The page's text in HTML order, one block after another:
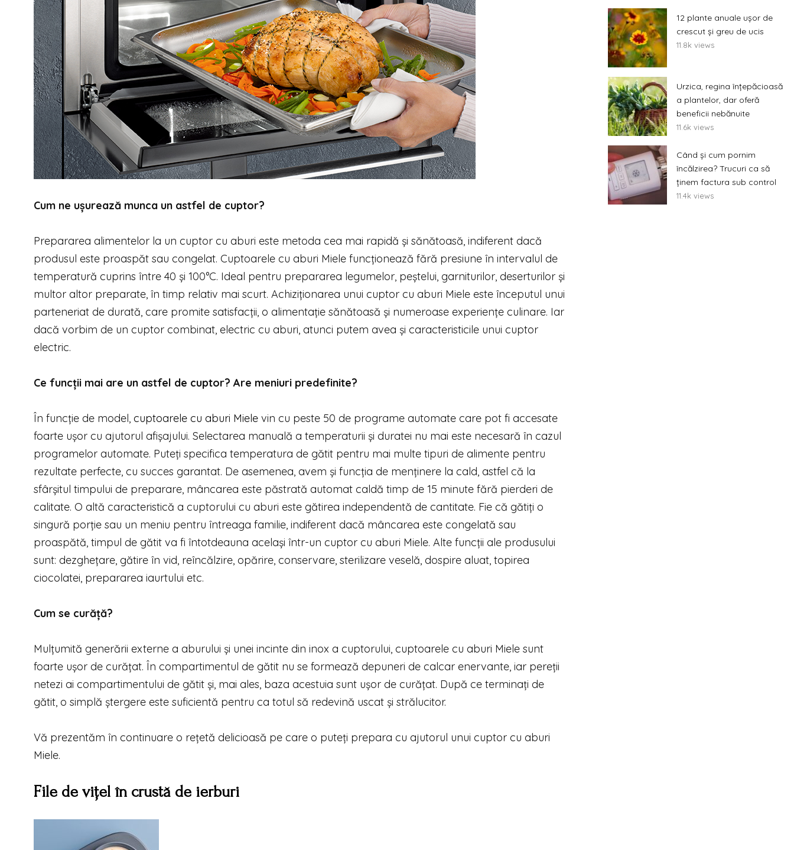
Cum ne ușurează munca un astfel de cuptor?
Prepararea alimentelor la un cuptor cu aburi este metoda cea mai rapidă și sănătoasă, indiferent dacă
produsul este proaspăt sau congelat. Cuptoarele cu aburi Miele funcționează fără presiune în intervalul de
temperatură cuprins între 40 și 100°C. Ideal pentru prepararea legumelor, peștelui, garniturilor, deserturilor și
multor altor preparate, în timp relativ mai scurt. Achiziționarea unui cuptor cu aburi Miele este începutul unui
parteneriat de durată, care promite satisfacții, o alimentație sănătoasă și numeroase experiențe culinare. Iar
dacă vorbim de un cuptor combinat, electric cu aburi, atunci putem avea și caracteristicile unui cuptor
electric.
Ce funcții mai are un astfel de cuptor? Are meniuri predefinite?
În funcție de model, cuptoarele cu aburi Miele vin cu peste 50 de programe automate care pot fi accesate
foarte ușor cu ajutorul afișajului. Selectarea manuală a temperaturii și duratei nu mai este necesară în cazul
programelor automate. Puteți specifica temperatura de gătit pentru mai multe tipuri de alimente pentru
rezultate perfecte, cu succes garantat. De asemenea, avem și funcția de menținere la cald, astfel că la
sfârșitul timpului de preparare, mâncarea este păstrată automat caldă timp de 15 minute fără pierderi de
calitate. O altă caracteristică a cuptorului cu aburi este gătirea independentă de cantitate. Fie că gătiți o
singură porție sau un meniu pentru întreaga familie, indiferent dacă mâncarea este congelată sau
proaspătă, timpul de gătit va fi întotdeauna același într-un cuptor cu aburi Miele. Alte funcții ale produsului
sunt: dezghețare, gătire în vid, reîncălzire, opărire, conservare, sterilizare veselă, dospire aluat, topirea
ciocolatei, prepararea iaurtului etc.
Cum se curăță?
Mulțumită generării externe a aburului și unei incinte din inox a cuptorului, cuptoarele cu aburi Miele sunt
foarte ușor de curățat. În compartimentul de gătit nu se formează depuneri de calcar enervante, iar pereții
netezi ai compartimentului de gătit și, mai ales, baza acestuia sunt ușor de curățat. După ce terminați de
gătit, o simplă ștergere este suficientă pentru ca totul să redevină uscat și strălucitor.
Vă prezentăm în continuare o rețetă delicioasă pe care o puteți prepara cu ajutorul unui cuptor cu aburi
Miele.
File de vițel în crustă de ierburi
12 plante anuale ușor de
crescut și greu de ucis
11.8k views
Urzica, regina înțepăcioasă
a plantelor, dar oferă
beneficii nebănuite
11.6k views
Când și cum pornim
încălzirea? Trucuri ca să
ținem factura sub control
11.4k views